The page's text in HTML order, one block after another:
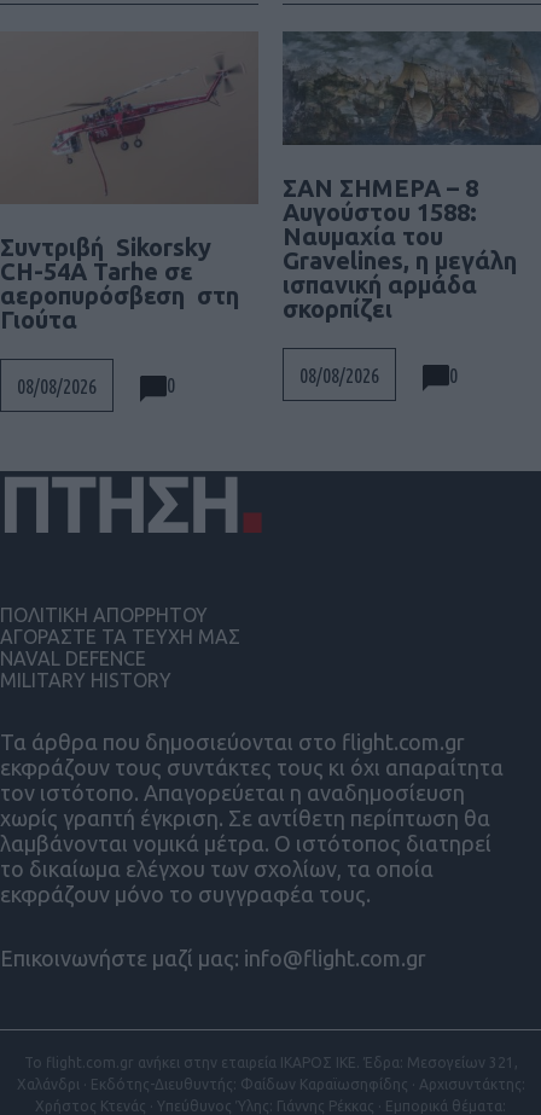
Συντριβή Sikorsky
CH-54A Tarhe σε
αεροπυρόσβεση στη
Γιούτα
08/08/2026 0
ΣΑΝ ΣΗΜΕΡΑ – 8
Αυγούστου 1588:
Ναυμαχία του
Gravelines, η μεγάλη
ισπανική αρμάδα
σκορπίζει
08/08/2026 0
Τα άρθρα που δημοσιεύονται στο flight.com.gr
εκφράζουν τους συντάκτες τους κι όχι απαραίτητα
τον ιστότοπο. Απαγορεύεται η αναδημοσίευση
χωρίς γραπτή έγκριση. Σε αντίθετη περίπτωση θα
λαμβάνονται νομικά μέτρα. Ο ιστότοπος διατηρεί
το δικαίωμα ελέγχου των σχολίων, τα οποία
εκφράζουν μόνο το συγγραφέα τους.
Επικοινωνήστε μαζί μας: info@flight.com.gr
ΠΟΛΙΤΙΚΗ ΑΠΟΡΡΗΤΟΥ
ΑΓΟΡΑΣΤΕ ΤΑ ΤΕΥΧΗ ΜΑΣ
NAVAL DEFENCE
MILITARY HISTORY
Το flight.com.gr ανήκει στην εταιρεία ΙΚΑΡΟΣ ΙΚΕ. Έδρα: Μεσογείων 321,
Χαλάνδρι · Εκδότης-Διευθυντής: Φαίδων Καραϊωσηφίδης · Αρχισυντάκτης:
Χρήστος Κτενάς · Υπεύθυνος Ύλης: Γιάννης Ρέκκας · Εμπορικά θέματα: